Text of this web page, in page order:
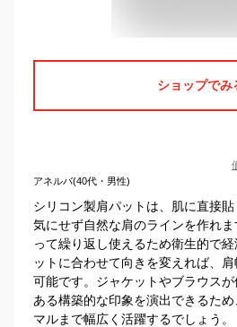
ショップでみ
アネルバ(40代・男性)
シリコン製肩パットは、肌に直接
気にせず自然な肩のラインを作れ
って繰り返し使えるため衛生的で
ットに合わせて向きを変えれば、
可能です。ジャケットやブラウス
ある構築的な印象を演出できるた
マルまで幅広く活躍するでしょう。